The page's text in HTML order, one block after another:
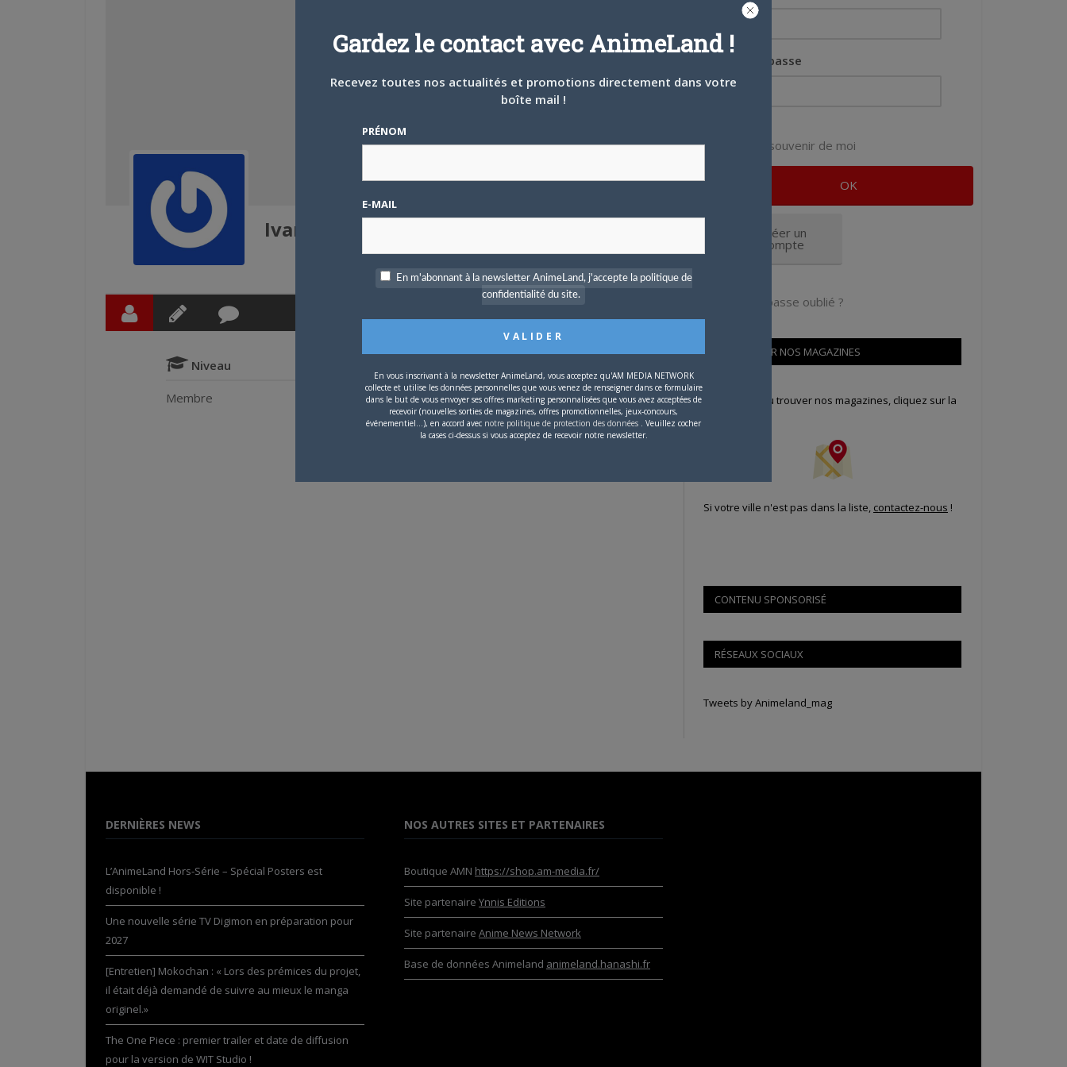
Ivanisaak
Niveau
Membre
Mot de passe
Se souvenir de moi
Créer un
compte
Mot de passe oublié ?
OÙ TROUVER NOS MAGAZINES
Pour savoir où trouver nos magazines, cliquez sur la
Si votre ville n'est pas dans la liste, contactez-nous !
CONTENU SPONSORISÉ
RÉSEAUX SOCIAUX
Tweets by Animeland_mag
DERNIÈRES NEWS
L’AnimeLand Hors-Série – Spécial Posters est
disponible !
Une nouvelle série TV Digimon en préparation pour
2027
[Entretien] Mokochan : « Lors des prémices du projet,
il était déjà demandé de suivre au mieux le manga
originel.»
The One Piece : premier trailer et date de diffusion
pour la version de WIT Studio !
NOS AUTRES SITES ET PARTENAIRES
Boutique AMN https://shop.am-media.fr/
Site partenaire Ynnis Editions
Site partenaire Anime News Network
Base de données Animeland animeland.hanashi.fr
Gardez le contact avec AnimeLand !
Recevez toutes nos actualités et promotions directement dans votre
boîte mail !
PRÉNOM
E-MAIL
En m'abonnant à la newsletter AnimeLand, j'accepte la politique de
confidentialité du site.
En vous inscrivant à la newsletter AnimeLand, vous acceptez qu'AM MEDIA NETWORK
collecte et utilise les données personnelles que vous venez de renseigner dans ce formulaire
dans le but de vous envoyer ses offres marketing personnalisées que vous avez acceptées de
recevoir (nouvelles sorties de magazines, offres promotionnelles, jeux-concours,
événementiel...), en accord avec notre politique de protection des données . Veuillez cocher
la cases ci-dessus si vous acceptez de recevoir notre newsletter.